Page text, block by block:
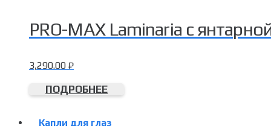
PRO-MAX Laminaria с
3,290.00 ₽
ПОДРОБНЕЕ
Капли для глаз